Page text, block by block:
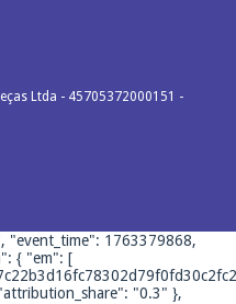
Ltda - 45705372000151 -
"event_time": 1763379868,
{ "em": [
"0.3" },